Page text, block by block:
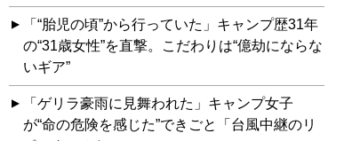
「“胎児の頃”から行っていた」キャンプ歴31年
の“31歳女性”を直撃。こだわりは“億劫にならな
いギア”
「ゲリラ豪雨に見舞われた」キャンプ女子
が“命の危険を感じた”できごと「台風中継のリ